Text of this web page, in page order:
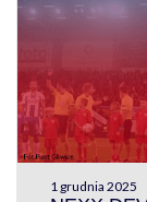
1 grudnia 2025